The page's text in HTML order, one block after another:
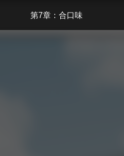
第7章：合口味